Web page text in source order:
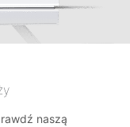
naszą